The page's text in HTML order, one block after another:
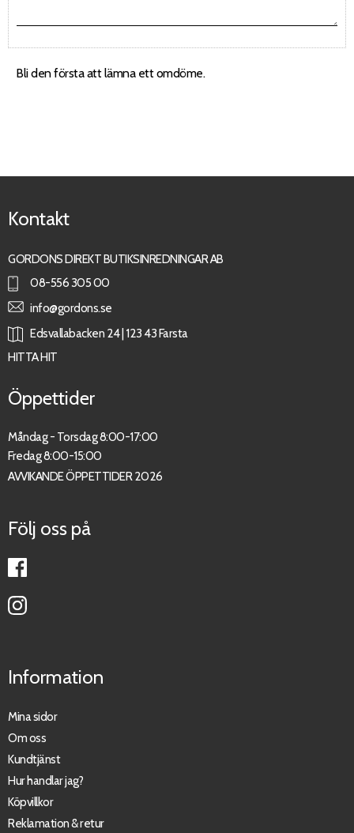
Bli den första att lämna ett omdöme.
Kontakt
GORDONS DIREKT BUTIKSINREDNINGAR AB
08-556 305 00
info@gordons.se
Edsvallabacken 24 | 123 43 Farsta
HITTA HIT
Öppettider
Måndag - Torsdag 8:00-17:00
Fredag 8:00-15:00
AVVIKANDE ÖPPETTIDER 2026
Följ oss på
Information
Mina sidor
Om oss
Kundtjänst
Hur handlar jag?
Köpvillkor
Reklamation & retur